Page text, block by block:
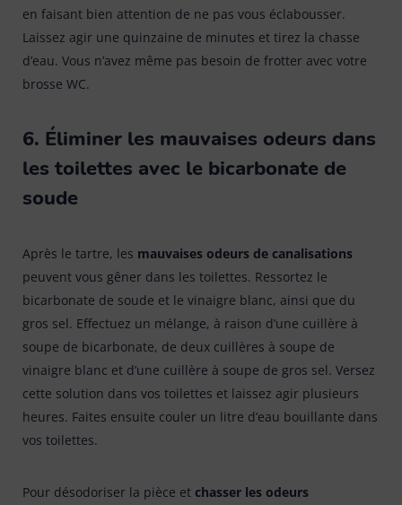
en faisant bien attention de ne pas vous éclabousser.
Laissez agir une quinzaine de minutes et tirez la chasse
d’eau. Vous n’avez même pas besoin de frotter avec votre
brosse WC.
6. Éliminer les mauvaises odeurs dans
les toilettes avec le bicarbonate de
soude
Après le tartre, les mauvaises odeurs de canalisations
peuvent vous gêner dans les toilettes. Ressortez le
bicarbonate de soude et le vinaigre blanc, ainsi que du
gros sel. Effectuez un mélange, à raison d’une cuillère à
soupe de bicarbonate, de deux cuillères à soupe de
vinaigre blanc et d’une cuillère à soupe de gros sel. Versez
cette solution dans vos toilettes et laissez agir plusieurs
heures. Faites ensuite couler un litre d’eau bouillante dans
vos toilettes.
Pour désodoriser la pièce et chasser les odeurs